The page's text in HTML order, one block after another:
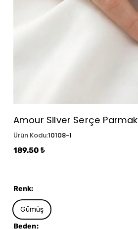
Amour Silver Serçe Parmak
Ürün Kodu:10108-1
189.50 ₺
Renk:
Gümüş
Beden: